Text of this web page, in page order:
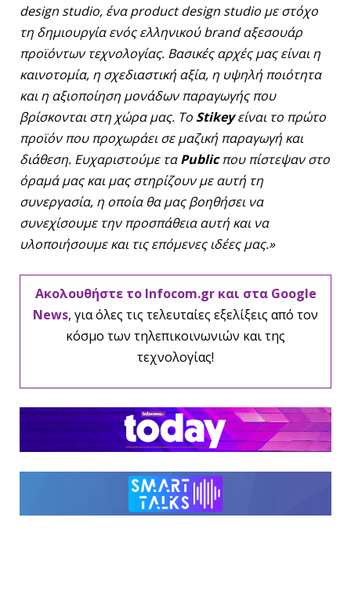
design studio, ένα product design studio με στόχο
τη δημιουργία ενός ελληνικού brand αξεσουάρ
προϊόντων τεχνολογίας. Βασικές αρχές μας είναι η
καινοτομία, η σχεδιαστική αξία, η υψηλή ποιότητα
και η αξιοποίηση μονάδων παραγωγής που
βρίσκονται στη χώρα μας. Το Stikeyείναι το πρώτο
προϊόν που προχωράει σε μαζική παραγωγή και
διάθεση. Ευχαριστούμε ταPublicπου πίστεψαν στο
όραμά μας και μας στηρίζουν με αυτή τη
συνεργασία, η οποία θα μας βοηθήσει να
συνεχίσουμε την προσπάθεια αυτή και να
υλοποιήσουμε και τις επόμενες ιδέες μας.»
Ακολουθήστε το Infocom.gr και στα Google
News, για όλες τις τελευταίες εξελίξεις από τον
κόσμο των τηλεπικοινωνιών και της
τεχνολογίας!